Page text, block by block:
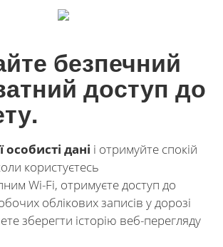
безпечний
доступ до
особисті дані і отримуйте спокій
користуєтесь
Wi-Fi, отримуєте доступ до
облікових записів у дорозі
зберегти історію веб-перегляду